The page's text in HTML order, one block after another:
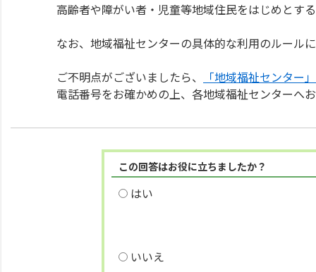
高齢者や障がい者・児童等地域住民をはじめとす
なお、地域福祉センターの具体的な利用のルール
ご不明点がございましたら、
「地域福祉センター
電話番号をお確かめの上、各地域福祉センターへ
この回答はお役に立ちましたか？
はい
いいえ